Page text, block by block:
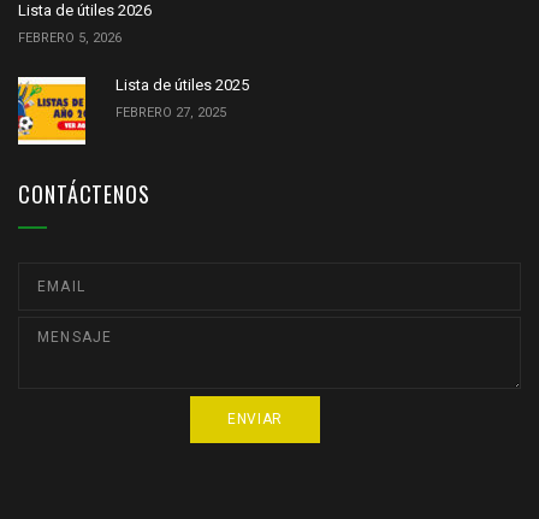
Lista de útiles 2026
FEBRERO 5, 2026
Lista de útiles 2025
FEBRERO 27, 2025
CONTÁCTENOS